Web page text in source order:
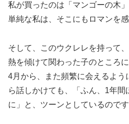
私が買ったのは「マンゴーの木
単純な私は、そこにもロマンを感
そして、このウクレレを持って
熱を傾けて関わった子のところに
4月から、また頻繁に会えるよう
ら話しかけても、「ふん、1年
に」と、ツーンとしているのです